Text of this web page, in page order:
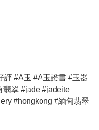
評 #A玉 #A玉證書 #玉器
翡翠 #jade #jadeite
#hongkong #緬甸翡翠